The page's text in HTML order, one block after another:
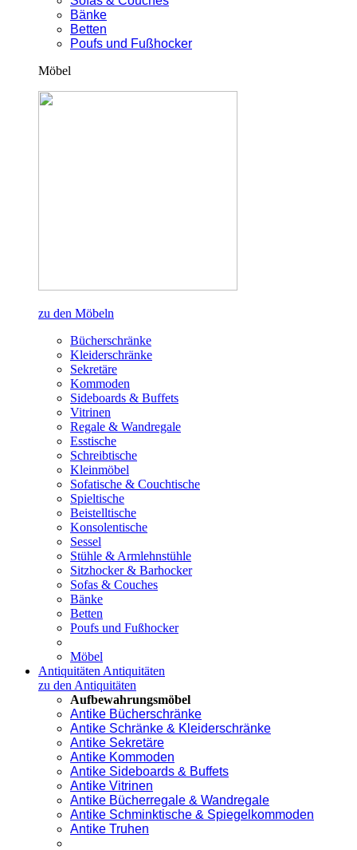
Bänke
Betten
Poufs und Fußhocker
Möbel
zu den Möbeln
Bücherschränke
Kleiderschränke
Sekretäre
Kommoden
Sideboards & Buffets
Vitrinen
Regale & Wandregale
Esstische
Schreibtische
Kleinmöbel
Sofatische & Couchtische
Spieltische
Beistelltische
Konsolentische
Sessel
Stühle & Armlehnstühle
Sitzhocker & Barhocker
Sofas & Couches
Bänke
Betten
Poufs und Fußhocker
Möbel
Antiquitäten Antiquitäten
zu den Antiquitäten
Aufbewahrungsmöbel
Antike Bücherschränke
Antike Schränke & Kleiderschränke
Antike Sekretäre
Antike Kommoden
Antike Sideboards & Buffets
Antike Vitrinen
Antike Bücherregale & Wandregale
Antike Schminktische & Spiegelkommoden
Antike Truhen